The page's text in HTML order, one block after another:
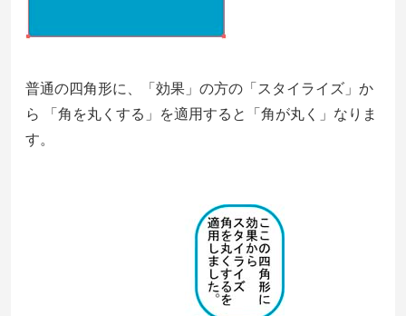
普通の四角形に、「効果」の方の「スタイライズ」か
ら 「角を丸くする」を適用すると「角が丸く」なりま
す。